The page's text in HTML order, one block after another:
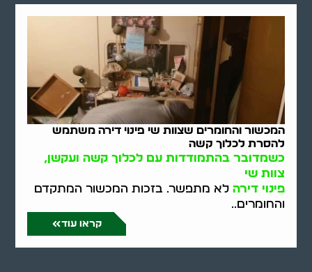
המכשור והחומרים שצוות שי פינוי דירה משתמש
להסרת לכלוך קשה
כשמדובר בהתמודדות עם לכלוך קשה ועקשן,
צוות שי
פינוי דירה לא מתפשר. בזכות המכשור המתקדם
והחומרים..
קראו עוד